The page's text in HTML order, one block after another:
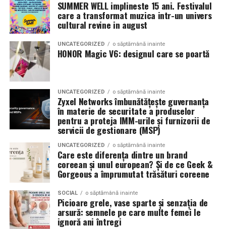
Romanita Events continuă astfel să fie o gazdă
importantă a momentelor speciale din Maramureș,
combinând experiența organizatorică cu capacitatea de
a transforma fiecare eveniment într-o amintire
deosebită pentru participanți.
latimea si aspectul flancului pot schimba complet felul
in care masina sta pe roti. O alegere inspirata poate
accentua liniile caroseriei si poate oferi un look
echilibrat, in timp ce o alegere gresita poate strica
proportiile, chiar daca restul masinii este bine realizat.
Anvelopele ca element vizual la show-uri auto
La evenimentele auto din Cluj, anvelopele nu sunt doar
componente functionale, ci si elemente vizuale. Publicul
si fotografii surprind adesea detalii precum modul in
care roata umple aripa, distanta fata de caroserie si
aspectul general al ansamblului roata-janta.
Anvelopele curate, cu dimensiuni corecte si uzura
uniforma, contribuie la imaginea profesionala a unei
masini de show. In multe cazuri, acestea completeaza
jantele si intaresc conceptul ales de proprietar, fie ca
vorbim despre un stil elegant, sportiv sau minimalist.
SUMMER WELL implineste 15 ani. Festivalul
care a transformat muzica intr-un univers
cultural revine in august
UNCATEGORIZED o săptămână inainte
HONOR Magic V6: designul care se poartă
UNCATEGORIZED o săptămână inainte
Zyxel Networks îmbunătățește guvernanța
în materie de securitate a produselor
pentru a proteja IMM-urile și furnizorii de
servicii de gestionare (MSP)
UNCATEGORIZED o săptămână inainte
Care este diferența dintre un brand
coreean și unul european? Și de ce Geek &
Gorgeous a împrumutat trăsături coreene
SOCIAL o săptămână inainte
Picioare grele, vase sparte și senzația de
arsură: semnele pe care multe femei le
ignoră ani întregi